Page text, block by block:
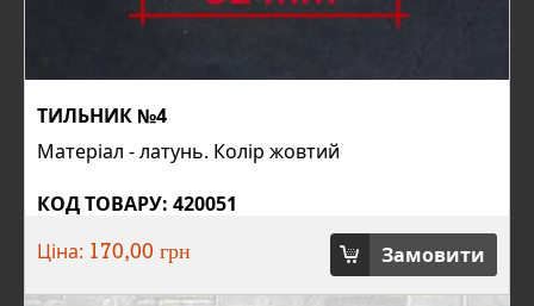
ТИЛЬНИК №4
Матеріал - латунь. Колір жовтий
КОД ТОВАРУ: 420051
Ціна: 170,00 грн Замовити